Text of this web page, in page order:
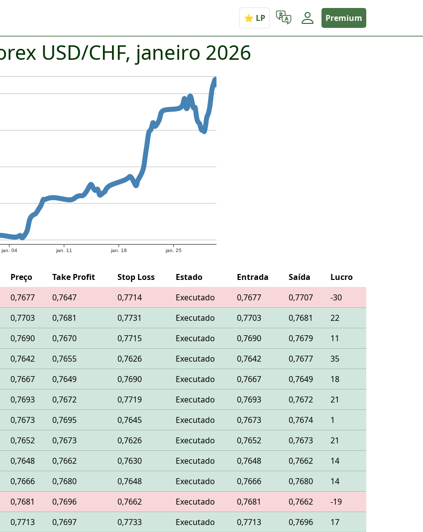
Premium
USD/CHF, janeiro 2026
jan. 04 jan. 11 jan. 18 jan. 25
Preço Take Profit Stop Loss Estado Entrada Saída
Lucro
0,7677 0,7647 0,7714 Executado 0,7677 0,7707
-30
0,7703 0,7681 0,7731 Executado 0,7703 0,7681
22
0,7690 0,7670 0,7715 Executado 0,7690 0,7679
11
0,7642 0,7655 0,7626 Executado 0,7642 0,7677
35
0,7667 0,7649 0,7690 Executado 0,7667 0,7649
18
0,7693 0,7672 0,7719 Executado 0,7693 0,7672
21
0,7673 0,7695 0,7645 Executado 0,7673 0,7674
1
0,7652 0,7673 0,7626 Executado 0,7652 0,7673
21
0,7648 0,7662 0,7630 Executado 0,7648 0,7662
14
0,7666 0,7680 0,7648 Executado 0,7666 0,7680
14
0,7681 0,7696 0,7662 Executado 0,7681 0,7662
-19
0,7713 0,7697 0,7733 Executado 0,7713 0,7696
17